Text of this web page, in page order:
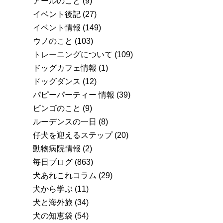
イベント後記 (27)
イベント情報 (149)
ウノのこと (103)
トレーニングについて (109)
ドッグカフェ情報 (1)
ドッグダンス (12)
パピーパーティー 情報 (39)
ビンゴのこと (9)
ルーデンスの一日 (8)
仔犬を迎えるステップ(20)
動物病院情報 (2)
毎日ブログ (863)
犬あれこれコラム (29)
犬から学ぶ (11)
犬と海外旅 (34)
犬の知恵袋 (54)